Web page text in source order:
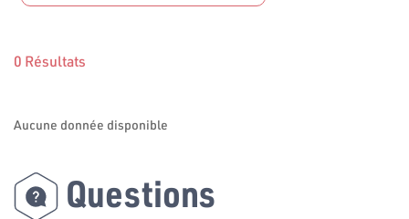
0 Résultats
Aucune donnée disponible
Questions